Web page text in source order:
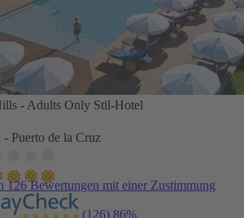
- Adults Only Stil-Hotel
Puerto de la Cruz
126 Bewertungen mit einer Zustimmung
(126) 86%